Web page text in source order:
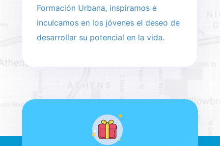
Formación Urbana, inspiramos e
inculcamos en los jóvenes el deseo de
desarrollar su potencial en la vida.